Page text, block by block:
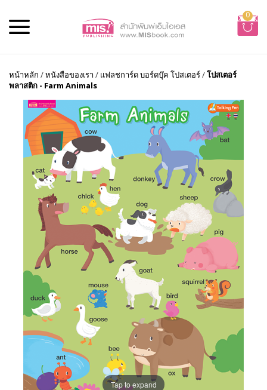
0
หน้าหลัก /หนังสือของเรา / แฟลชการ์ด บอร์ดบุ๊ค โปสเตอร์/โปสเตอร์
พลาสติก - Farm Animals
Tap to expand